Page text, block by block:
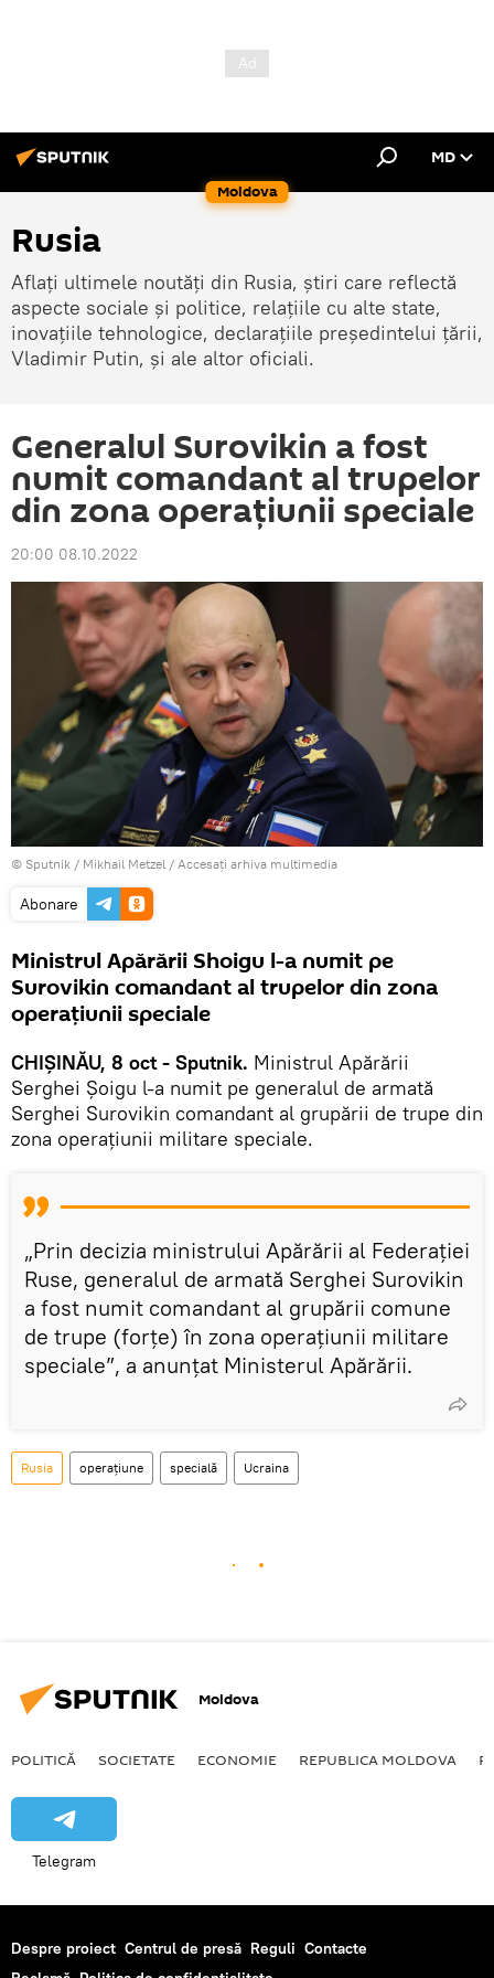
Moldova
MD
Rusia
Aflați ultimele noutăți din Rusia, știri care reflectă
aspecte sociale și politice, relațiile cu alte state,
inovațiile tehnologice, declarațiile președintelui țării,
Vladimir Putin, și ale altor oficiali.
Generalul Surovikin a fost
numit comandant al trupelor
din zona operațiunii speciale
20:00 08.10.2022
© Sputnik / Mikhail Metzel / Accesați arhiva multimedia
Abonare
Ministrul Apărării Shoigu l-a numit pe
Surovikin comandant al trupelor din zona
operațiunii speciale
CHIȘINĂU, 8 oct - Sputnik. Ministrul Apărării
Serghei Șoigu l-a numit pe generalul de armată
Serghei Surovikin comandant al grupării de trupe din
zona operațiunii militare speciale.
„Prin decizia ministrului Apărării al Federației
Ruse, generalul de armată Serghei Surovikin
a fost numit comandant al grupării comune
de trupe (forțe) în zona operațiunii militare
speciale”, a anunțat Ministerul Apărării.
Rusia operațiune specială Ucraina
Moldova
POLITICĂ SOCIETATE ECONOMIE REPUBLICA MOLDOVA
Telegram
Despre proiect Centrul de presă Reguli Contacte